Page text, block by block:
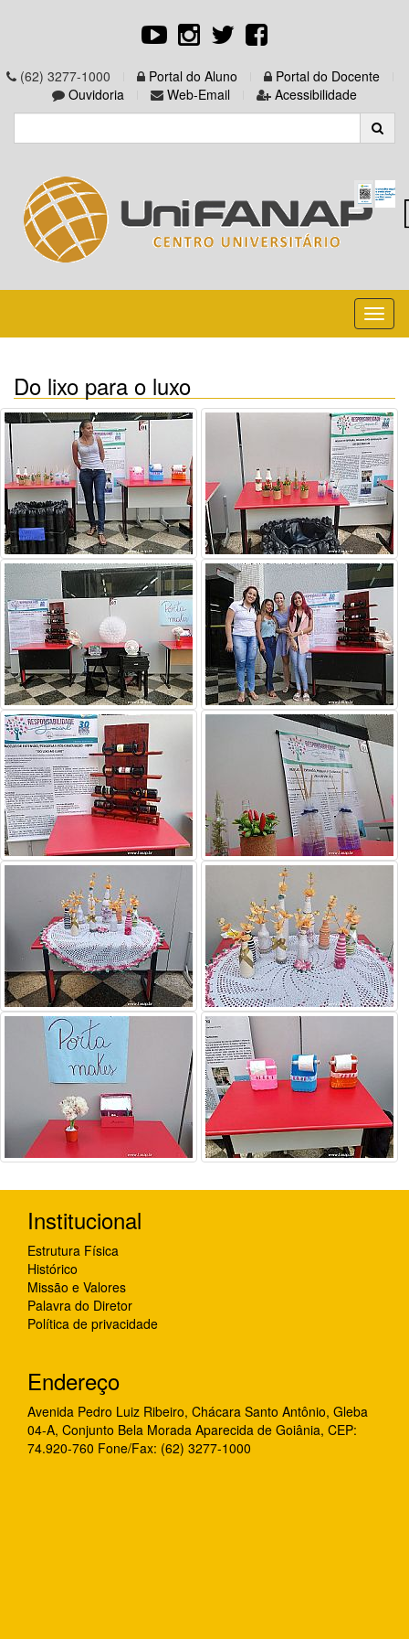
(62) 3277-1000 Portal do Aluno
Portal do Docente
Ouvidoria
Web-Email Acessibilidade
Do lixo para o luxo
Institucional
Estrutura Física
Histórico
Missão e Valores
Palavra do Diretor
Política de privacidade
Endereço
Avenida Pedro Luiz Ribeiro, Chácara Santo Antônio, Gleba
04-A, Conjunto Bela Morada Aparecida de Goiânia, CEP:
74.920-760 Fone/Fax: (62) 3277-1000